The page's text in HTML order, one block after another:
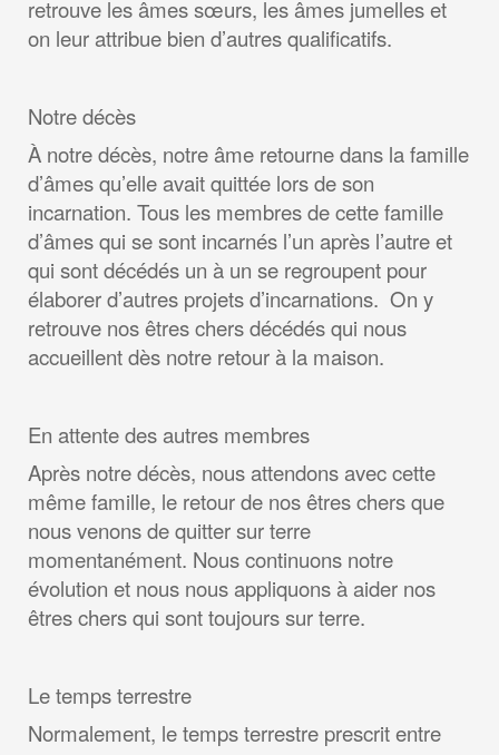
retrouve les âmes sœurs, les âmes jumelles et
on leur attribue bien d’autres qualificatifs.
Notre décès
À notre décès, notre âme retourne dans la famille
d’âmes qu’elle avait quittée lors de son
incarnation. Tous les membres de cette famille
d’âmes qui se sont incarnés l’un après l’autre et
qui sont décédés un à un se regroupent pour
élaborer d’autres projets d’incarnations. On y
retrouve nos êtres chers décédés qui nous
accueillent dès notre retour à la maison.
En attente des autres membres
Après notre décès, nous attendons avec cette
même famille, le retour de nos êtres chers que
nous venons de quitter sur terre
momentanément. Nous continuons notre
évolution et nous nous appliquons à aider nos
êtres chers qui sont toujours sur terre.
Le temps terrestre
Normalement, le temps terrestre prescrit entre